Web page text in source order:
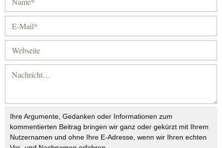
Ihre Argumente, Gedanken oder Informationen zum
kommentierten Beitrag bringen wir ganz oder gekürzt mit Ihrem
Nutzernamen und ohne Ihre E-Adresse, wenn wir Ihren echten